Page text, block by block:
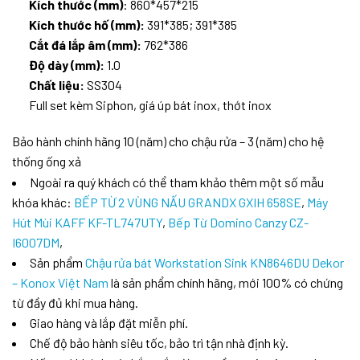
Kích thước (mm): 860*457*215
Kích thước hố (mm): 391*385; 391*385
Cắt đá lắp âm (mm): 762*386
Độ dày (mm): 1.0
Chất liệu: SS304
Full set kèm Siphon, giá úp bát inox, thớt inox
Bảo hành chính hãng 10 (năm) cho chậu rửa – 3 (năm) cho hệ
thống ống xả
Ngoài ra quý khách có thể tham khảo thêm một số mẫu
khóa khác: BẾP TỪ 2 VÙNG NẤU GRANDX GXIH 658SE, Máy
Hút Mùi KAFF KF-TL747UTY, Bếp Từ Domino Canzy CZ-
I6007DM,
Sản phẩm Chậu rửa bát Workstation Sink KN8646DU Dekor
– Konox Việt Nam là sản phẩm chính hãng, mới 100% có chứng
từ đầy đủ khi mua hàng.
Giao hàng và lắp đặt miễn phí.
Chế độ bảo hành siêu tốc, bảo trì tận nhà định kỳ.